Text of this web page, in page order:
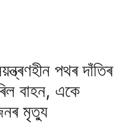
পথৰ দাঁতিৰ
বাহন, একে
মৃত্যু